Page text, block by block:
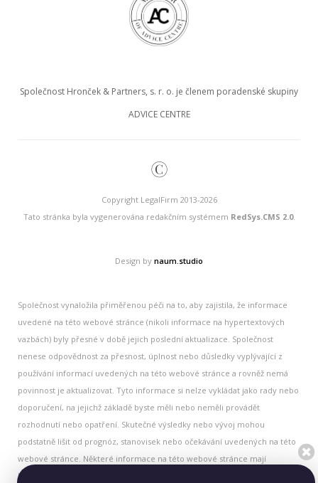
Společnost Hronček & Partners, s. r. o. je členem poradenské skupiny
ADVICE CENTRE
©
Copyright LegalFirm 2013-2026
Tato stránka byla vygenerována redakčním systémem RedSys.CMS 2.0.
Design by naum.studio
Společnost vynaložila přiměřenou péči na to, aby zajistila, že informace
uvedené na této webové stránce (nikoli informace na hypertextových
vazbách) byly přesné v době jejich poslední aktualizace. Společnost
nenese odpovědnost za přesnost, úplnost nebo důsledky vyplývající z
používání informací uvedených na této webové stránce a rovněž nemá
povinnost je aktualizovat. Tyto informace si nelze vykládat jako rady nebo
doporučení, na jejichž základě byste měli nebo neměli provádět
rozhodnutí nebo opatření. Skutečné výsledky nebo vývoj mohou
podstatně lišit od prognóz, stanovisek nebo očekávání uvedených na této
webové stránce. Některé informace na této webové stránce mají
historický charakter a nemusí být aktuální. Všechny historické informace